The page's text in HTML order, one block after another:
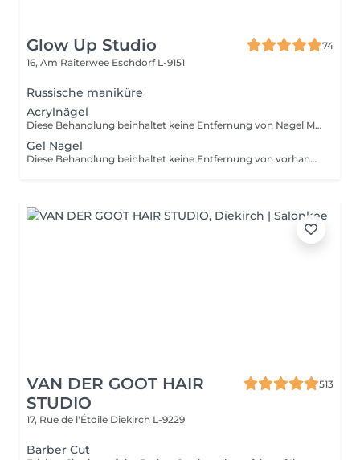
Glow Up Studio
74
16, Am Raiterwee Eschdorf L-9151
Russische maniküre
Acrylnägel
Diese Behandlung beinhaltet keine Entfernung von Nagel Modellage Ihre Nägel müssen für diesen Service naturbelassen sein. Falls eine Entfernung notwendig ist, buchen Sie bitte vorab den Service "Altmodelage entfernen". Nageldekorationen sind nicht in dieser Buchung enthalten und müssen separat hinzugebucht werden!
Gel Nägel
Diese Behandlung beinhaltet keine Entfernung von vorhandener Modellage Ihre Nägel müssen für diesen Service naturbelassen sein. Falls eine Entfernung notwendig ist, buchen Sie bitte vorab den Service "Altmodelage entfernen". Nageldekorationen sind nicht in dieser Buchung enthalten und müssen separat hinzugebucht werden!
VAN DER GOOT HAIR
STUDIO
513
17, Rue de l'Étoile Diekirch L-9229
Barber Cut